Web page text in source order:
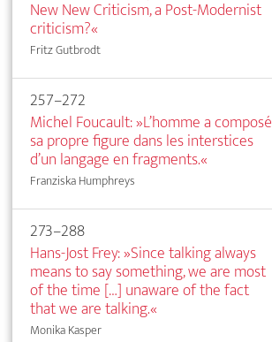
New New Criticism, a Post-Modernist
criticism?«
Fritz Gutbrodt
257–272
Michel Foucault: »L’homme a composé
sa propre figure dans les interstices
d’un langage en fragments.«
Franziska Humphreys
273–288
Hans-Jost Frey: »Since talking always
means to say something, we are most
of the time […] unaware of the fact
that we are talking.«
Monika Kasper